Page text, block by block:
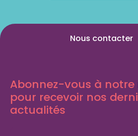
Nous contacter
Abonnez-vous à
pour recevoir nos
actualités